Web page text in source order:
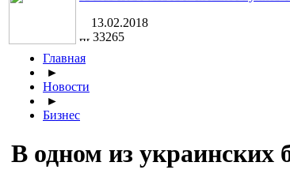
13.02.2018
33265
Главная
►
Новости
►
Бизнес
В одном из украинских